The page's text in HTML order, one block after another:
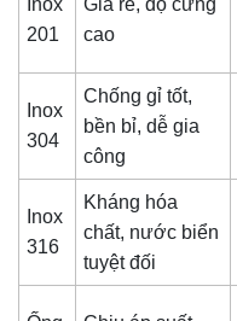
Inox
201
Giá rẻ, độ cứng
cao
Inox
304
Chống gỉ tốt,
bền bỉ, dễ gia
công
Inox
316
Kháng hóa
chất, nước biển
tuyệt đối